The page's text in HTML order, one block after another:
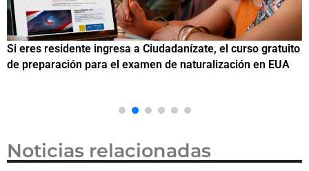
Si eres residente ingresa a Ciudadanízate, el curso gratuito
de preparación para el examen de naturalización en EUA
Noticias relacionadas